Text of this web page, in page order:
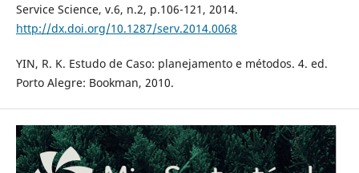
Service Science, v.6, n.2, p.106-121, 2014.
http://dx.doi.org/10.1287/serv.2014.0068
YIN, R. K. Estudo de Caso: planejamento e métodos. 4. ed.
Porto Alegre: Bookman, 2010.